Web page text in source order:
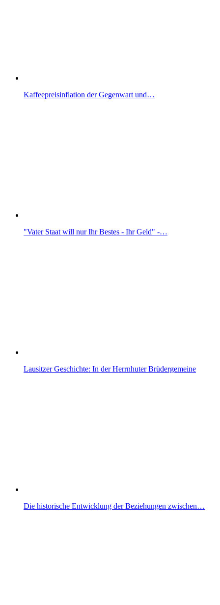
Kaffeepreisinflation der Gegenwart und…
"Vater Staat will nur Ihr Bestes - Ihr Geld" -…
Lausitzer Geschichte: In der Herrnhuter Brüdergemeine
Die historische Entwicklung der Beziehungen zwischen…